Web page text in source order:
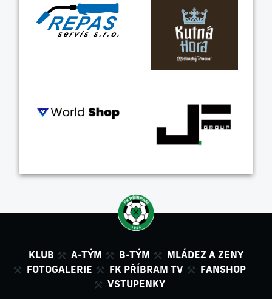
KLUB A-TÝM B-TÝM
MLÁDEZ A ZENY
FOTOGALERIE
FK PŘÍBRAM TV
FANSHOP
VSTUPENKY